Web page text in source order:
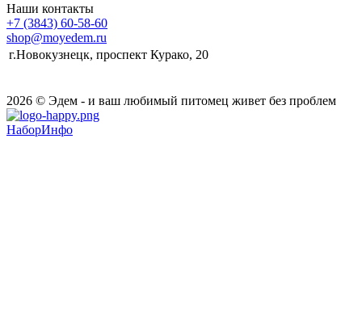
Наши контакты
+7 (3843) 60-58-60
shop@moyedem.ru
г.Новокузнецк, проспект Курако, 20
2026 © Эдем - и ваш любимый питомец живет без проблем
НаборИнфо